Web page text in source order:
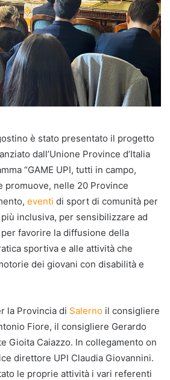
è stato presentato il progetto
dall’Unione Province d’Italia
“GAME UPI, tutti in campo,
promuove, nelle 20 Province
eventi di sport di comunità per
inclusiva, per sensibilizzare ad
favorire la diffusione della
sportiva e alle attività che
dei giovani con disabilità e
la Provincia di Salerno il consigliere
Fiore, il consigliere Gerardo
Gioita Caiazzo. In collegamento on
direttore UPI Claudia Giovannini.
le proprie attività i vari referenti